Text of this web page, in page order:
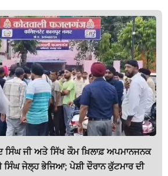
ਸਿੰਘ ਜੀ ਅਤੇ ਸਿੱਖ ਕੌਮ ਖ਼ਿਲਾਫ਼ ਅਪਮਾਨਜਨਕ
ਜੇਲ੍ਹ ਭੇਜਿਆ; ਪੇਸ਼ੀ ਦੌਰਾਨ ਕੁੱਟਮਾਰ ਦੀ